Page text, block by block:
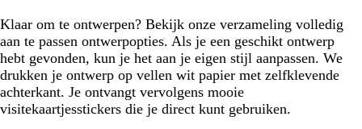
Klaar om te ontwerpen? Bekijk onze verzameling volledig
aan te passen ontwerpopties. Als je een geschikt ontwerp
hebt gevonden, kun je het aan je eigen stijl aanpassen. We
drukken je ontwerp op vellen wit papier met zelfklevende
achterkant. Je ontvangt vervolgens mooie
visitekaartjesstickers die je direct kunt gebruiken.